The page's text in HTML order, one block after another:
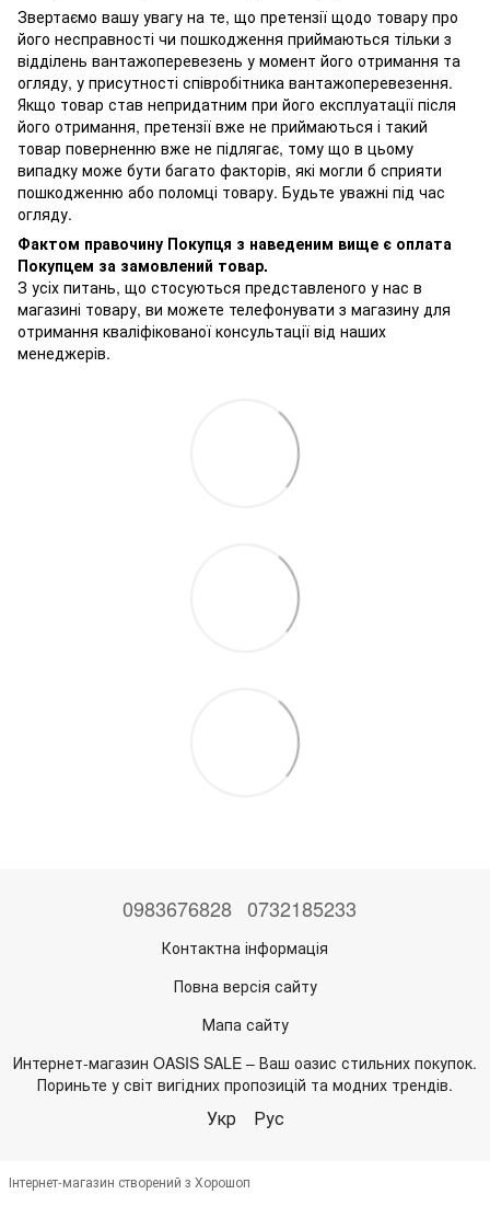
Звертаємо вашу увагу на те, що претензії щодо товару про
його несправності чи пошкодження приймаються тільки з
відділень вантажоперевезень у момент його отримання та
огляду, у присутності співробітника вантажоперевезення.
Якщо товар став непридатним при його експлуатації після
його отримання, претензії вже не приймаються і такий
товар поверненню вже не підлягає, тому що в цьому
випадку може бути багато факторів, які могли б сприяти
пошкодженню або поломці товару. Будьте уважні під час
огляду.
Фактом правочину Покупця з наведеним вище є оплата
Покупцем за замовлений товар.
З усіх питань, що стосуються представленого у нас в
магазині товару, ви можете телефонувати з магазину для
отримання кваліфікованої консультації від наших
менеджерів.
0983676828 0732185233
Контактна інформація
Повна версія сайту
Мапа сайту
Интернет-магазин OASIS SALE – Ваш оазис стильних покупок.
Пориньте у світ вигідних пропозицій та модних трендів.
Укр Рус
Інтернет-магазин створений з Хорошоп